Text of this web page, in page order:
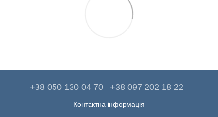
+38 050 130 04 70 +38 097 202 18 22
Контактна інформація